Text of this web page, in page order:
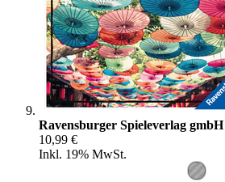
Ravensburger Spieleverlag gmbH
10,99 €
Inkl. 19% MwSt.